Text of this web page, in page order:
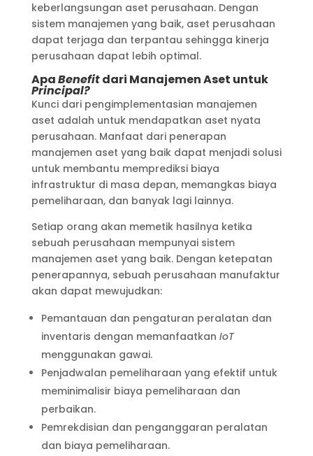
keberlangsungan aset perusahaan. Dengan
sistem manajemen yang baik, aset perusahaan
dapat terjaga dan terpantau sehingga kinerja
perusahaan dapat lebih optimal.
ApaBenefitdari Manajemen Aset untuk
Principal?
Kunci dari pengimplementasian manajemen
aset adalah untuk mendapatkan aset nyata
perusahaan. Manfaat dari penerapan
manajemen aset yang baik dapat menjadi solusi
untuk membantu memprediksi biaya
infrastruktur di masa depan, memangkas biaya
pemeliharaan, dan banyak lagi lainnya.
Setiap orang akan memetik hasilnya ketika
sebuah perusahaan mempunyai sistem
manajemen aset yang baik. Dengan ketepatan
penerapannya, sebuah perusahaan manufaktur
akan dapat mewujudkan:
Pemantauan dan pengaturan peralatan dan
inventaris dengan memanfaatkan IoT
menggunakan gawai.
Penjadwalan pemeliharaan yang efektif untuk
meminimalisir biaya pemeliharaan dan
perbaikan.
Pemrekdisian dan penganggaran peralatan
dan biaya pemeliharaan.